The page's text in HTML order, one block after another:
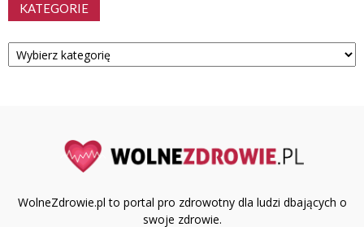
KATEGORIE
Kategorie
WolneZdrowie.pl to portal pro zdrowotny dla ludzi dbających o
swoje zdrowie.